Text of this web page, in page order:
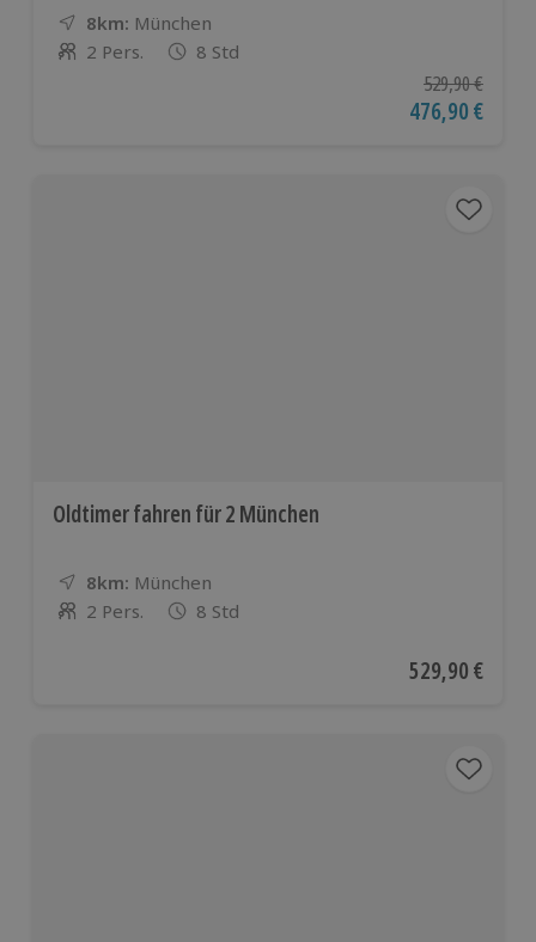
8km: Entfernung
Standort
München
Anzahl der Teilnehmer
2 Pers. 8 Std
Ursprünglicher
529,90 €
Aktueller Preis
476,90 €
Oldtimer fahren für 2 München
8km: Entfernung
Standort
München
Anzahl der Teilnehmer
2 Pers. 8 Std
Aktueller Preis
529,90 €